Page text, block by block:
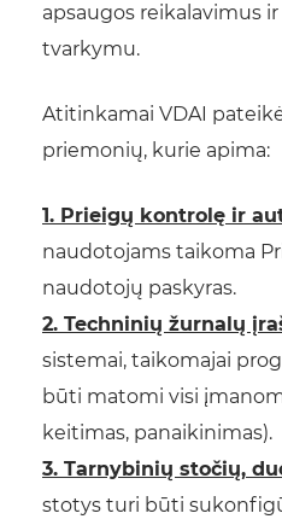
apsaugos reikalavimus
tvarkymu.
Atitinkamai VDAI
priemonių, kurie apima:
1. Prieigų kontrolę ir
naudotojams taikoma
naudotojų paskyras.
2. Techninių žurnalų
sistemai, taikomajai
būti matomi visi
keitimas, panaikinimas).
3. Tarnybinių stočių,
stotys turi būti